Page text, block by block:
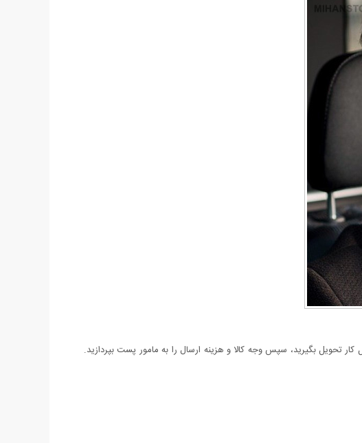
تحویل بگیرید، سپس وجه کالا و هزینه ارسال را به مامور پست بپردازید.